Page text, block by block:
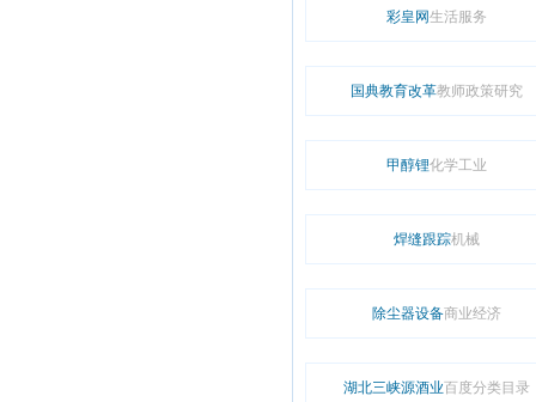
彩皇网生活服务
国典教育改革教师政策研究
甲醇锂化学工业
焊缝跟踪机械
除尘器设备商业经济
湖北三峡源酒业百度分类目录